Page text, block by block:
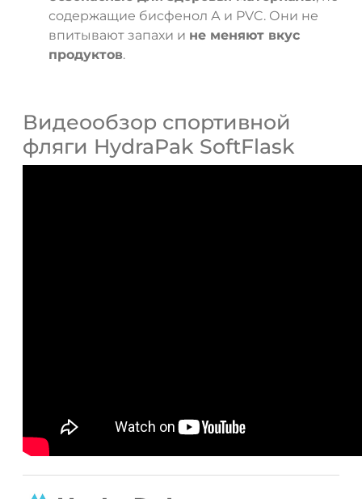
содержащие бисфенол А и PVC. Они не
впитывают запахи и не меняют вкус
продуктов.
Видеообзор спортивной
фляги HydraPak SoftFlask